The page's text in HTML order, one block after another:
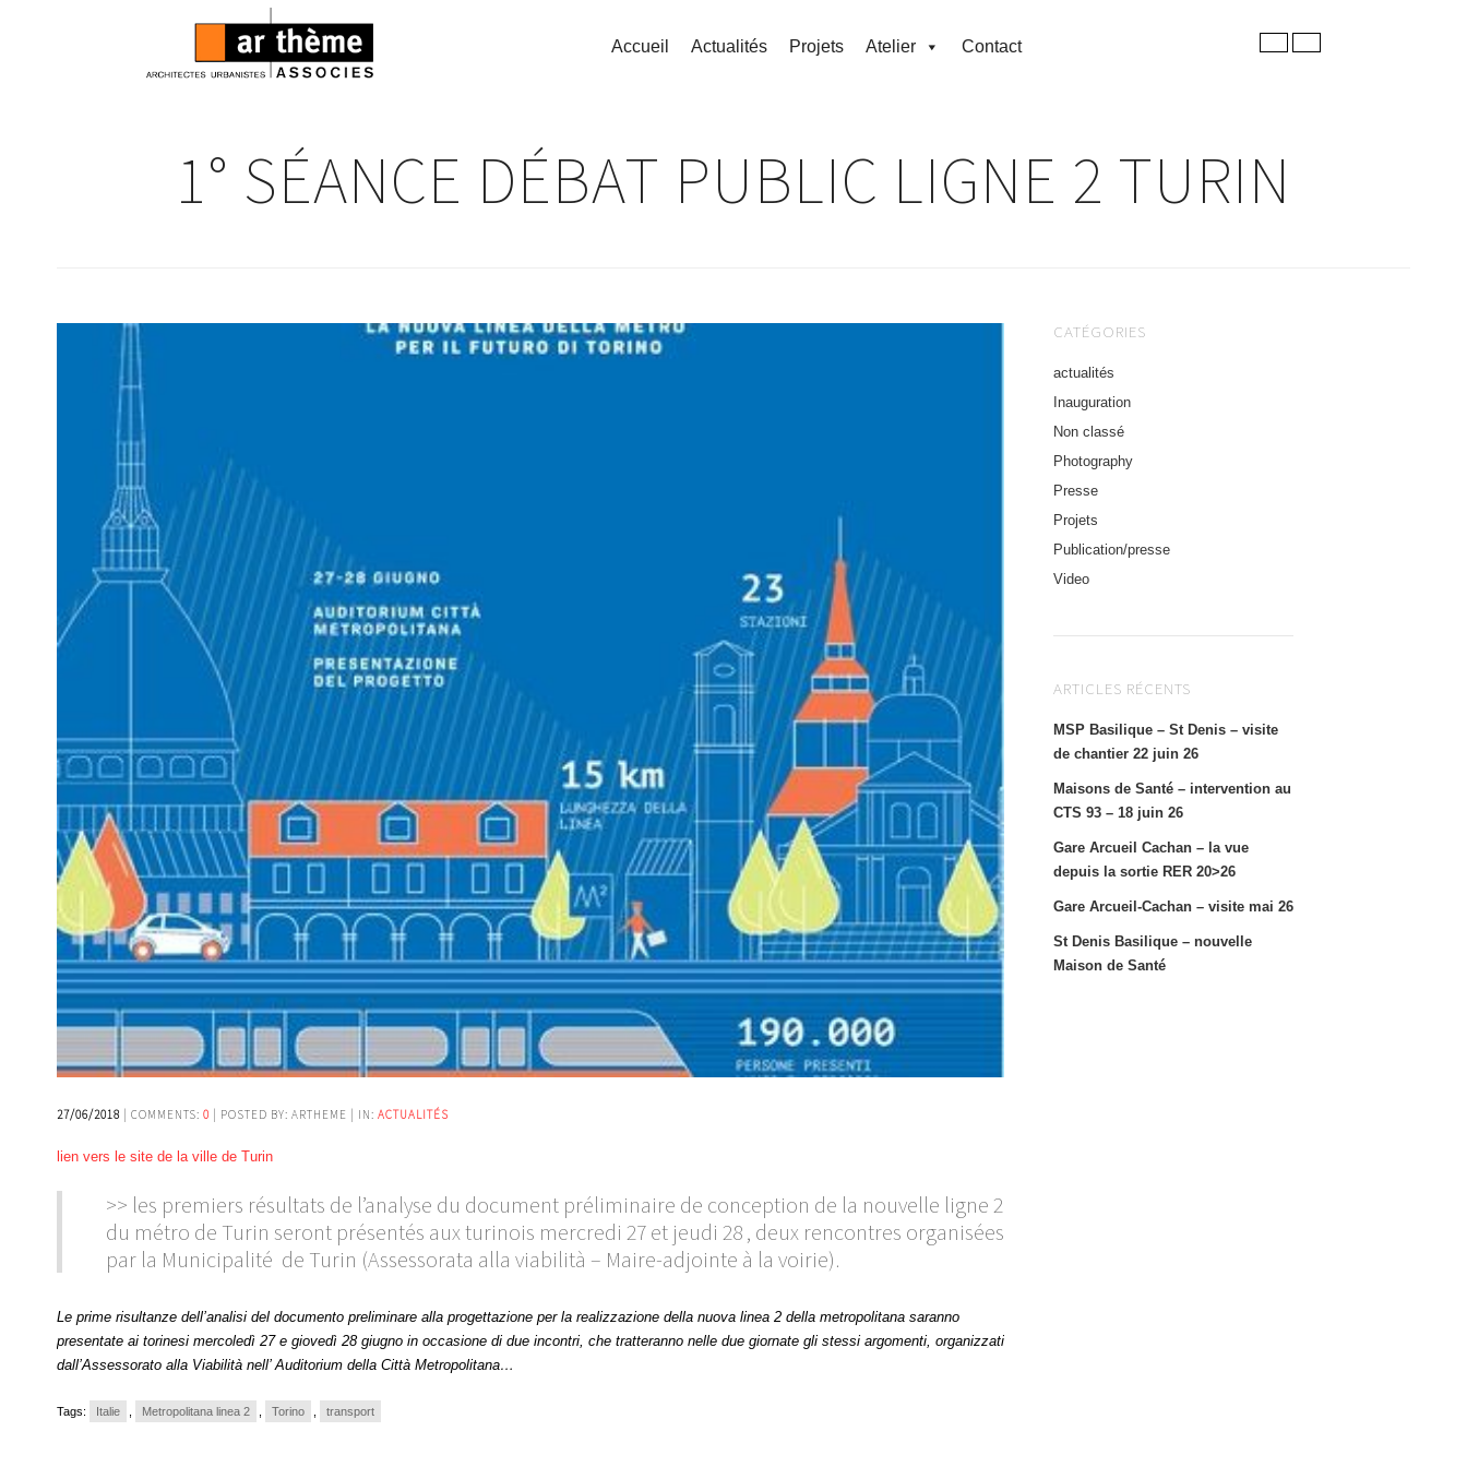
Accueil Actualités Projets Atelier Contact
1° SÉANCE DÉBAT PUBLIC LIGNE 2 TURIN
27/06/2018 | COMMENTS: 0 | POSTED BY: ARTHEME | IN: ACTUALITÉS
lien vers le site de la ville de Turin
>> les premiers résultats de l’analyse du document préliminaire de conception de la nouvelle ligne 2
du métro de Turin seront présentés aux turinois mercredi 27 et jeudi 28 , deux rencontres organisées
par la Municipalité de Turin (Assessorata alla viabilità – Maire-adjointe à la voirie).
Le prime risultanze dell’analisi del documento preliminare alla progettazione per la realizzazione della nuova linea 2 della metropolitana saranno
presentate ai torinesi mercoledì 27 e giovedì 28 giugno in occasione di due incontri, che tratteranno nelle due giornate gli stessi argomenti, organizzati
dall’Assessorato alla Viabilità nell’ Auditorium della Città Metropolitana…
Tags: Italie Metropolitana linea 2 Torino transport
CATÉGORIES
actualités
Inauguration
Non classé
Photography
Presse
Projets
Publication/presse
Video
ARTICLES RÉCENTS
MSP Basilique – St Denis – visite
de chantier 22 juin 26
Maisons de Santé – intervention au
CTS 93 – 18 juin 26
Gare Arcueil Cachan – la vue
depuis la sortie RER 20>26
Gare Arcueil-Cachan – visite mai 26
St Denis Basilique – nouvelle
Maison de Santé